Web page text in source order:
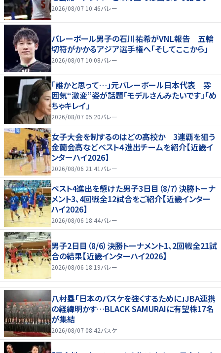
2026/08/07 10:46バレー
バレーボール男子の石川祐希がVNL報告 五輪
切符がかかるアジア選手権へ「そしてここから」
2026/08/07 10:08バレー
「誰かと思って…」元バレーボール日本代表 雰
囲気“激変”姿が話題「モデルさんみたいです」「め
ちゃキレイ」
2026/08/07 05:20バレー
女子大会を制するのはどの高校か 3連覇を狙う
金蘭会高などベスト４進出チームを紹介【近畿イ
ンターハイ2026】
2026/08/06 21:41 バレー
ベスト4進出を懸けた男子3日目（8/7）決勝トーナ
メント3、4回戦全12試合をご紹介【近畿インター
ハイ2026】
2026/08/06 18:44バレー
男子2日目（8/6）決勝トーナメント1、2回戦全21試
合の結果【近畿インターハイ2026】
2026/08/06 18:19バレー
八村塁「日本のバスケを強くするために」JBA連携
の経緯明かす…BLACK SAMURAIに有望株17名
が集結
2026/08/07 08:42バスケ